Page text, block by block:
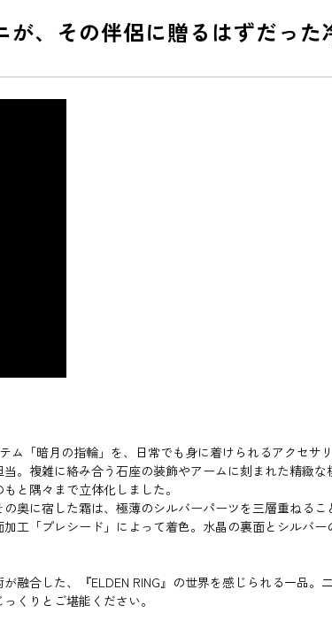
、その伴侶に贈るはずだった
ム「暗月の指輪」を、日常でも身に着けられるアクセ
。複雑に絡み合う石座の装飾やアームに刻まれた精緻
と隅々まで立体化しました。
奥に宿した霜は、極薄のシルバーパーツを三層重ねるこ
工「プレシード」によって着色。水晶の裏面とシルバ
合した、『ELDEN RING』の世界を感じられる一品。
くりとご堪能ください。